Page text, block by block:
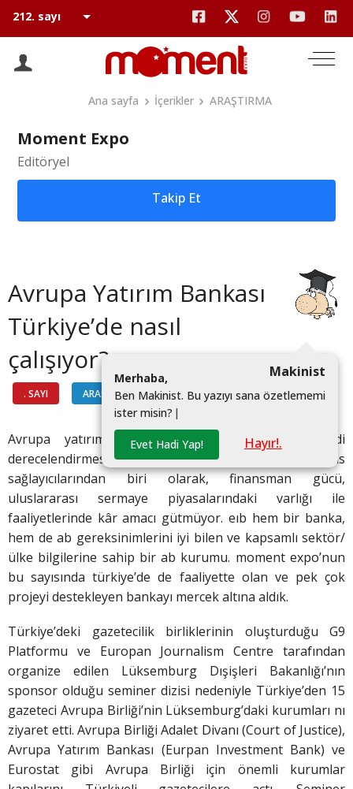
Ana sayfa İçerikler ARAŞTIRMA
Moment Expo
Editöryel
Takip Et
Avrupa Yatırım Bankası
Türkiye’de nasıl
çalışıyor?
. SAYI ARAŞTIRMA #
Makinist
Merhaba,
Ben Makinist. Bu yazıyı sana özetlememi
ister misin? |
Evet Hadi Yap! Hayır!.
Avrupa yatırım bankası birinci sınıf (aaa) kredi
derecelendirmesi ve dünyanın önde gelen finans
sağlayıcılarından biri olarak, finansman gücü,
uluslararası sermaye piyasalarındaki varlığı ile
faaliyetlerinde kâr amacı gütmüyor. eıb hem bir banka,
hem de ab gereksinimlerini iyi bilen ve kapsamlı sektör/
ülke bilgilerine sahip bir ab kurumu. moment expo’nun
bu sayısında türkiye’de de faaliyette olan ve pek çok
projeyi destekleyen bankayı mercek altına aldık.
Türkiye’deki gazetecilik birliklerinin oluşturduğu G9
Platformu ve Europan Journalism Centre tarafından
organize edilen Lüksemburg Dışişleri Bakanlığı’nın
sponsor olduğu seminer dizisi nedeniyle Türkiye’den 15
gazeteci Avrupa Birliği’nin Lüksemburg’daki kurumları nı
ziyaret etti. Avrupa Birliği Adalet Divanı (Court of Justice),
Avrupa Yatırım Bankası (Eurpan Investment Bank) ve
Eurostat gibi Avrupa Birliği için önemli kurumlar